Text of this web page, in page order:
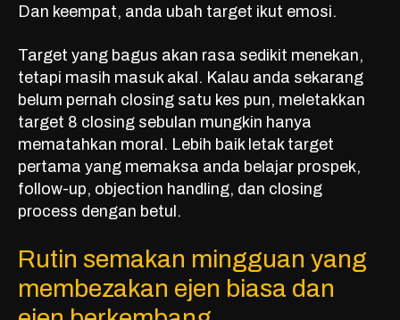
Dan keempat, anda ubah target ikut emosi.
Target yang bagus akan rasa sedikit menekan,
tetapi masih masuk akal. Kalau anda sekarang
belum pernah closing satu kes pun, meletakkan
target 8 closing sebulan mungkin hanya
mematahkan moral. Lebih baik letak target
pertama yang memaksa anda belajar prospek,
follow-up, objection handling, dan closing
process dengan betul.
Rutin semakan mingguan yang
membezakan ejen biasa dan